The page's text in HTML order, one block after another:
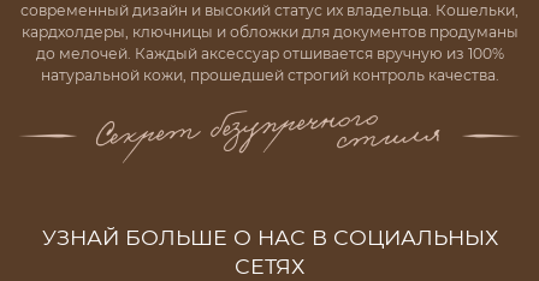
современный дизайн и высокий статус их владельца. Кошельки,
кардхолдеры, ключницы и обложки для документов продуманы
до мелочей. Каждый аксессуар отшивается вручную из 100%
натуральной кожи, прошедшей строгий контроль качества.
УЗНАЙ БОЛЬШЕ О НАС В СОЦИАЛЬНЫХ
СЕТЯХ